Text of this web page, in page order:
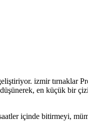
izmir tırnaklar
en küçük bir
içinde bitirmeyi,